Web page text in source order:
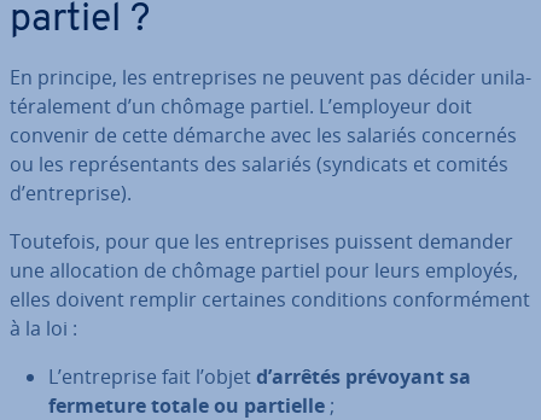
partiel ?
En principe, les en­tre­prises ne peuvent pas décider uni­la­
té­ra­le­ment d’un chômage partiel. L’employeur doit
convenir de cette démarche avec les salariés concernés
ou les re­pré­sen­tants des salariés (syndicats et comités
d’en­tre­prise).
Toutefois, pour que les en­tre­prises puissent demander
une al­lo­ca­tion de chômage partiel pour leurs employés,
elles doivent remplir certaines con­di­tions con­for­mé­ment
à la loi :
L’en­tre­prise fait l’objetd’arrêtés prévoyant sa
fermeture totale ou partielle ;